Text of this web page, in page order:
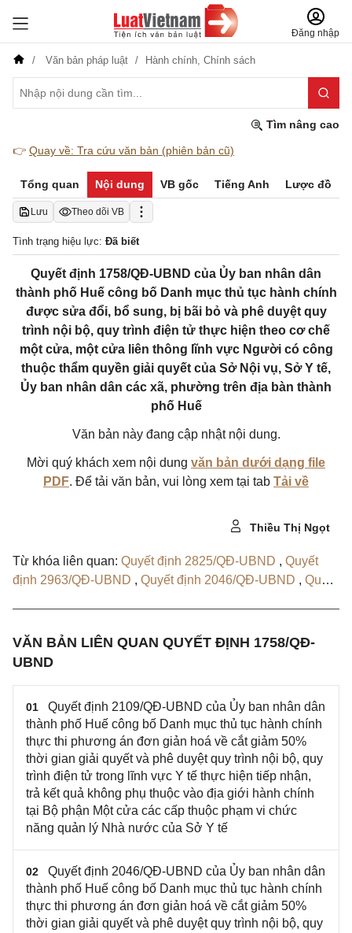
Đăng nhập
Văn bản pháp luật Hành chính, Chính sách
Tìm nâng cao
👉 Quay về: Tra cứu văn bản (phiên bản cũ)
Tổng quan Nội dung VB gốc Tiếng Anh Lược đồ
Lưu Theo dõi VB
Tình trạng hiệu lực: Đã biết
Quyết định 1758/QĐ-UBND của Ủy ban nhân dân
thành phố Huế công bố Danh mục thủ tục hành chính
được sửa đổi, bổ sung, bị bãi bỏ và phê duyệt quy
trình nội bộ, quy trình điện tử thực hiện theo cơ chế
một cửa, một cửa liên thông lĩnh vực Người có công
thuộc thẩm quyền giải quyết của Sở Nội vụ, Sở Y tế,
Ủy ban nhân dân các xã, phường trên địa bàn thành
phố Huế
Văn bản này đang cập nhật nội dung.
Mời quý khách xem nội dung văn bản dưới dạng file
PDF. Để tải văn bản, vui lòng xem tại tab Tải về
Thiều Thị Ngọt
Từ khóa liên quan: Quyết định 2825/QĐ-UBND , Quyết
định 2963/QĐ-UBND , Quyết định 2046/QĐ-UBND , Quyết
VĂN BẢN LIÊN QUAN QUYẾT ĐỊNH 1758/QĐ-
UBND
01
Quyết định 2109/QĐ-UBND của Ủy ban nhân dân
thành phố Huế công bố Danh mục thủ tục hành chính
thực thi phương án đơn giản hoá về cắt giảm 50%
thời gian giải quyết và phê duyệt quy trình nội bộ, quy
trình điện tử trong lĩnh vực Y tế thực hiện tiếp nhận,
trả kết quả không phụ thuộc vào địa giới hành chính
tại Bộ phận Một cửa các cấp thuộc phạm vi chức
năng quản lý Nhà nước của Sở Y tế
02
Quyết định 2046/QĐ-UBND của Ủy ban nhân dân
thành phố Huế công bố Danh mục thủ tục hành chính
thực thi phương án đơn giản hoá về cắt giảm 50%
thời gian giải quyết và phê duyệt quy trình nội bộ, quy